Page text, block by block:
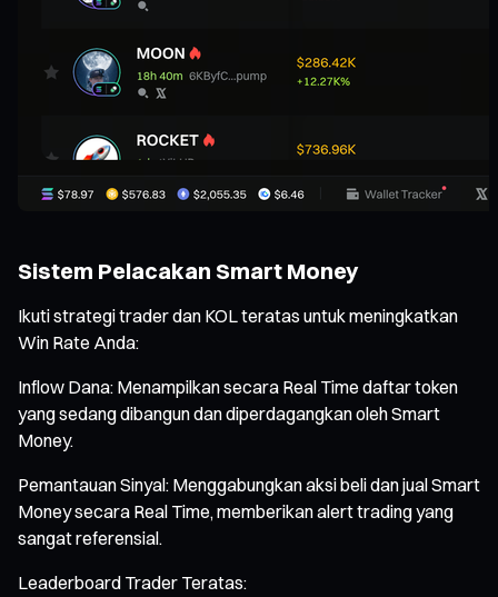
Sistem Pelacakan Smart Money
Ikuti strategi trader dan KOL teratas untuk meningkatkan
Win Rate Anda:
Inflow Dana: Menampilkan secara Real Time daftar token
yang sedang dibangun dan diperdagangkan oleh Smart
Money.
Pemantauan Sinyal: Menggabungkan aksi beli dan jual Smart
Money secara Real Time, memberikan alert trading yang
sangat referensial.
Leaderboard Trader Teratas: